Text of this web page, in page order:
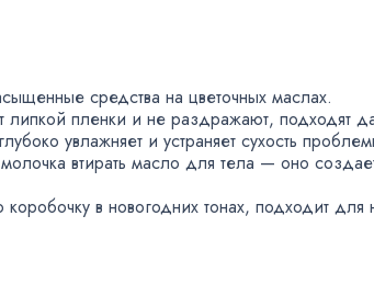
средства на цветочных маслах.
липкой пленки и не раздражают, подходят
увлажняет и устраняет сухость
втирать масло для тела — оно
коробочку в новогодних тонах, подходит для